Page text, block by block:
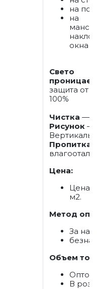
на
на
окна
Свето
защита от
100%
Чистка —
Рисунок —
Пропитка
Цена:
Цена
м2.
Метод
За
Объем
Оптом
В